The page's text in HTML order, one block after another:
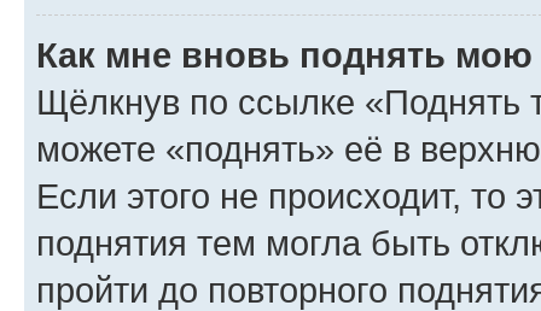
Как мне вновь поднять мою
Щёлкнув по ссылке «Поднять
можете «поднять» её в
Если этого не происходит, то
поднятия тем могла быть
пройти до повторного